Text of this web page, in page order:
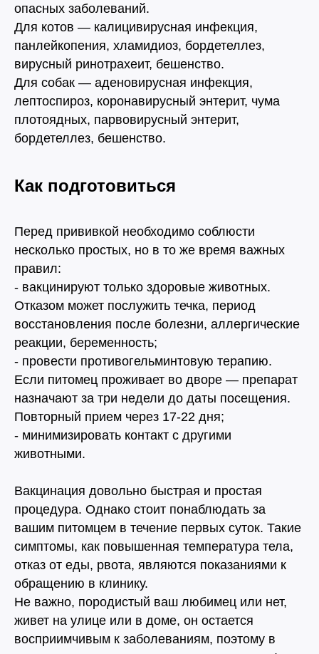
опасных заболеваний.
Для котов — калицивирусная инфекция,
панлейкопения, хламидиоз, бордетеллез,
вирусный ринотрахеит, бешенство.
Для собак — аденовирусная инфекция,
лептоспироз, коронавирусный энтерит, чума
плотоядных, парвовирусный энтерит,
бордетеллез, бешенство.
Как подготовиться
Перед прививкой необходимо соблюсти
несколько простых, но в то же время важных
правил:
- вакцинируют только здоровые животных.
Отказом может послужить течка, период
восстановления после болезни, аллергические
реакции, беременность;
- провести противогельминтовую терапию.
Если питомец проживает во дворе — препарат
назначают за три недели до даты посещения.
Повторный прием через 17-22 дня;
- минимизировать контакт с другими
животными.
Вакцинация довольно быстрая и простая
процедура. Однако стоит понаблюдать за
вашим питомцем в течение первых суток. Такие
симптомы, как повышенная температура тела,
отказ от еды, рвота, являются показаниями к
обращению в клинику.
Не важно, породистый ваш любимец или нет,
живет на улице или в доме, он остается
восприимчивым к заболеваниям, поэтому в
Главный ветеринарный врач
Ветеринарный врач
Ветеринарный врач
Узнать подробнее
Узнать подробнее
Узнать подробнее
Татьяна
Баженова
Евгения
Плесовских
Людмила